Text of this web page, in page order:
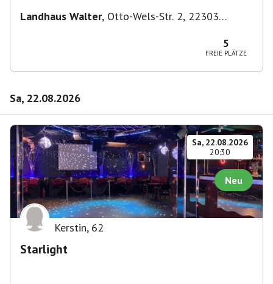
Landhaus Walter, Otto-Wels-Str. 2, 22303
5
FREIE PLÄTZE
Sa, 22.08.2026
Sa, 22.08.2026
20:30
Neu
Kerstin, 62
Starlight